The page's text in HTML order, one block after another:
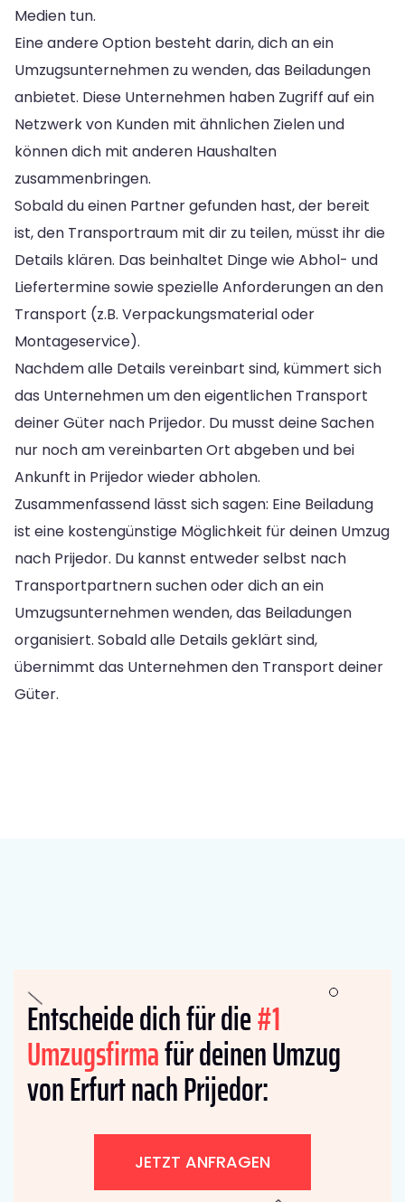
Medien tun.
Eine andere Option besteht darin, dich an ein
Umzugsunternehmen zu wenden, das Beiladungen
anbietet. Diese Unternehmen haben Zugriff auf ein
Netzwerk von Kunden mit ähnlichen Zielen und
können dich mit anderen Haushalten
zusammenbringen.
Sobald du einen Partner gefunden hast, der bereit
ist, den Transportraum mit dir zu teilen, müsst ihr die
Details klären. Das beinhaltet Dinge wie Abhol- und
Liefertermine sowie spezielle Anforderungen an den
Transport (z.B. Verpackungsmaterial oder
Montageservice).
Nachdem alle Details vereinbart sind, kümmert sich
das Unternehmen um den eigentlichen Transport
deiner Güter nach Prijedor. Du musst deine Sachen
nur noch am vereinbarten Ort abgeben und bei
Ankunft in Prijedor wieder abholen.
Zusammenfassend lässt sich sagen: Eine Beiladung
ist eine kostengünstige Möglichkeit für deinen Umzug
nach Prijedor. Du kannst entweder selbst nach
Transportpartnern suchen oder dich an ein
Umzugsunternehmen wenden, das Beiladungen
organisiert. Sobald alle Details geklärt sind,
übernimmt das Unternehmen den Transport deiner
Güter.
Entscheide dich für die#1
Umzugsfirmafür deinen Umzug
von Erfurt nach Prijedor:
JETZT ANFRAGEN